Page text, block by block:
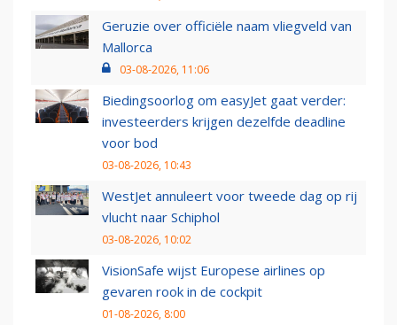
Geruzie over officiële naam vliegveld van
Mallorca
03-08-2026, 11:06
Biedingsoorlog om easyJet gaat verder:
investeerders krijgen dezelfde deadline
voor bod
03-08-2026, 10:43
WestJet annuleert voor tweede dag op rij
vlucht naar Schiphol
03-08-2026, 10:02
VisionSafe wijst Europese airlines op
gevaren rook in de cockpit
01-08-2026, 8:00